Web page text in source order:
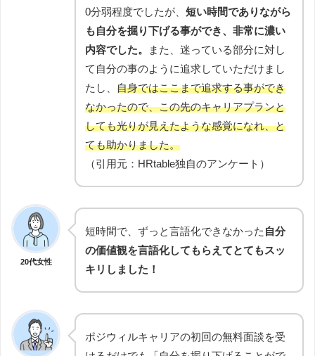
0分弱程度でしたが、 短い時間でありながら
も自分を掘り下げる事ができ、非常に濃い
内容でした。
また、迷っている部分に対し
て自分の事のように追求していただけまし
たし、 自身ではここまで追求する事ができ
なかったので、この先のキャリアプランと
しても光りが見えたような感覚になれ、と
ても助かりました。
（引用元：HRtable独自のアンケート）
20代女性
短時間で、ずっと言語化できなかった 自分
の価値観を言語化してもらえてとてもスッ
キリしました！
ポジウィルキャリアの初回の無料面談を受